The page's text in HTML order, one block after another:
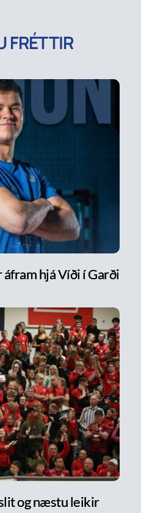
FRÉTTIR
hjá Víði í Garði
og næstu leikir